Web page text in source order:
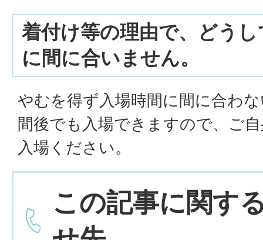
着付け等の理由で、どう
に間に合いません。
やむを得ず入場時間に間に合わ
間後でも入場できますので、ご
入場ください。
この記事に関す